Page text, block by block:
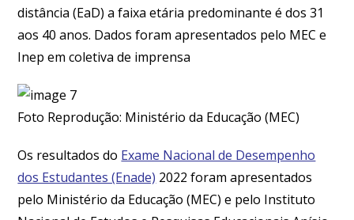
distância (EaD) a faixa etária predominante é dos 31
aos 40 anos. Dados foram apresentados pelo MEC e
Inep em coletiva de imprensa
Foto Reprodução: Ministério da Educação (MEC)
Os resultados do Exame Nacional de Desempenho
dos Estudantes (Enade) 2022 foram apresentados
pelo Ministério da Educação (MEC) e pelo Instituto